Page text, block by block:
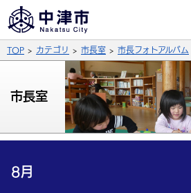
背景色
青
文字の大きさ
拡大 標準
サイト内検索
TOP カテゴリ 市長室 市長フォトアルバム
市長室
8月